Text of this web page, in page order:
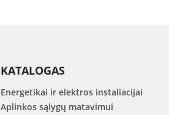
KATALOGAS
Energetikai ir elektros instaliacijai
Aplinkos sąlygų matavimui